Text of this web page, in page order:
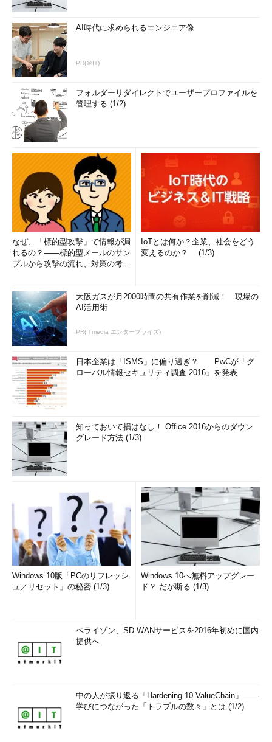
AI時代に求められるエンジニア像
PR(＠IT)
フォルダーリダイレクトでユーザープロファイルを
管理する (1/2)
なぜ、「標的型攻撃」で情報が漏
れるの？――標的型メールのサン
プルから攻撃の流れ、対策の考え
IoTとは何か？企業、社会をどう
変えるのか？ (1/3)
大阪ガスが月2000時間の共有作業を削減！ 現場の
AI活用術
PR(ITmedia エンタープライズ)
日本企業は「ISMS」に偏り過ぎ？――PwCが「グ
ローバル情報セキュリティ調査 2016」を発表
知っておいて損はなし！ Office 2016からのダウン
グレード方法 (1/3)
Windows 10版「PCのリフレッシ
ュ／リセット」の秘密 (1/3)
Windows 10へ無料アップグレー
ド？ だが断る (1/3)
ベライゾン、SD-WANサービスを2016年初めに国内
提供へ
中の人が振り返る「Hardening 10 ValueChain」――
学びにつながった「トラブルの数々」とは (1/2)